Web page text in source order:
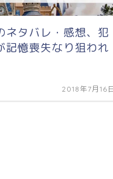
ネタバレ・感想、犯
記憶喪失なり狙われ
2018年7月16